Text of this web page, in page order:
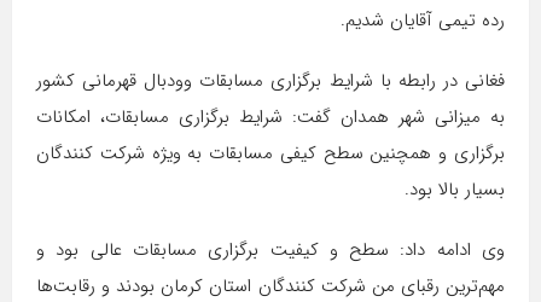
رده تیمی آقایان شدیم.
فغانی در رابطه با شرایط برگزاری مسابقات وودبال قهرمانی کشور
به میزانی شهر همدان گفت: شرایط برگزاری مسابقات، امکانات
برگزاری و همچنین سطح کیفی مسابقات به ویژه شرکت کنندگان
بسیار بالا بود.
وی ادامه داد: سطح و کیفیت برگزاری مسابقات عالی بود و
مهم‌ترین رقبای من شرکت کنندگان استان کرمان بودند و رقابت‌ها